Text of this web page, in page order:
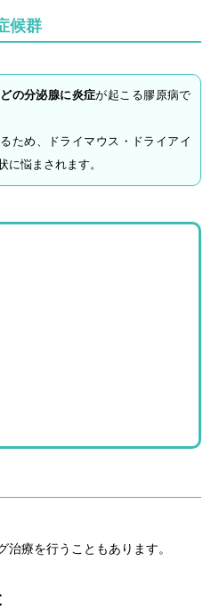
候群
の分泌腺に炎症が起こる膠原病で
ため、ドライマウス・ドライアイ
に悩まされます。
治療を行うこともあります。